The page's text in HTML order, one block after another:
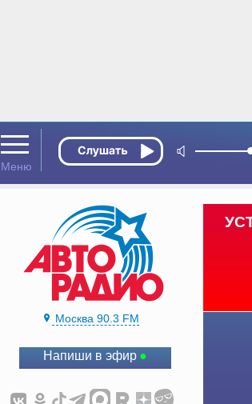
Москва 90.3 FM
Напиши в эфир